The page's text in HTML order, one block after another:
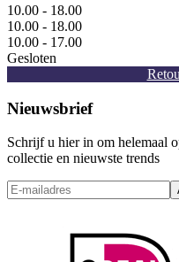
10.00 - 18.00
10.00 - 18.00
10.00 - 17.00
Gesloten
Nieuwsbrief
Schrijf u hier in om helemaal
collectie en nieuwste trends